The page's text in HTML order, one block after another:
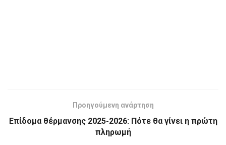
Προηγούμενη ανάρτηση
Επίδομα θέρμανσης 2025-2026: Πότε θα γίνει η πρώτη
πληρωμή